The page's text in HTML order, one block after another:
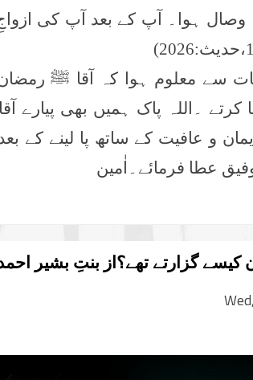
ہوا۔ آپ کے بعد آپ کی
1 حدیث:2026
)
سے معلوم ہوا کہ آقا ﷺ رمضان
کرتے ۔اللہ پاک ہمیں بھی
ایمان و عافیت کے ساتھ پا لینے
عطا فرمائے۔اٰمین
گزارتے تھے؟از بنتِ بشیر